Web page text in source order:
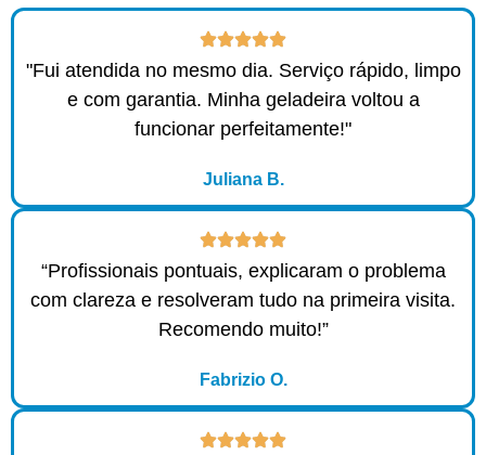
"Fui atendida no mesmo dia. Serviço rápido, limpo
e com garantia. Minha geladeira voltou a
funcionar perfeitamente!"
Juliana B.
“Profissionais pontuais, explicaram o problema
com clareza e resolveram tudo na primeira visita.
Recomendo muito!”
Fabrizio O.